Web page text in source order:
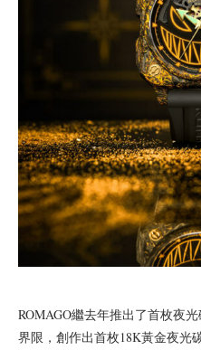
ROMAGO繼去年推出了首枚夜
界限，創作出首枚18K黃金夜光